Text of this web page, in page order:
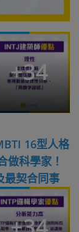
+34
16型人格
做科學家！
最契合同事